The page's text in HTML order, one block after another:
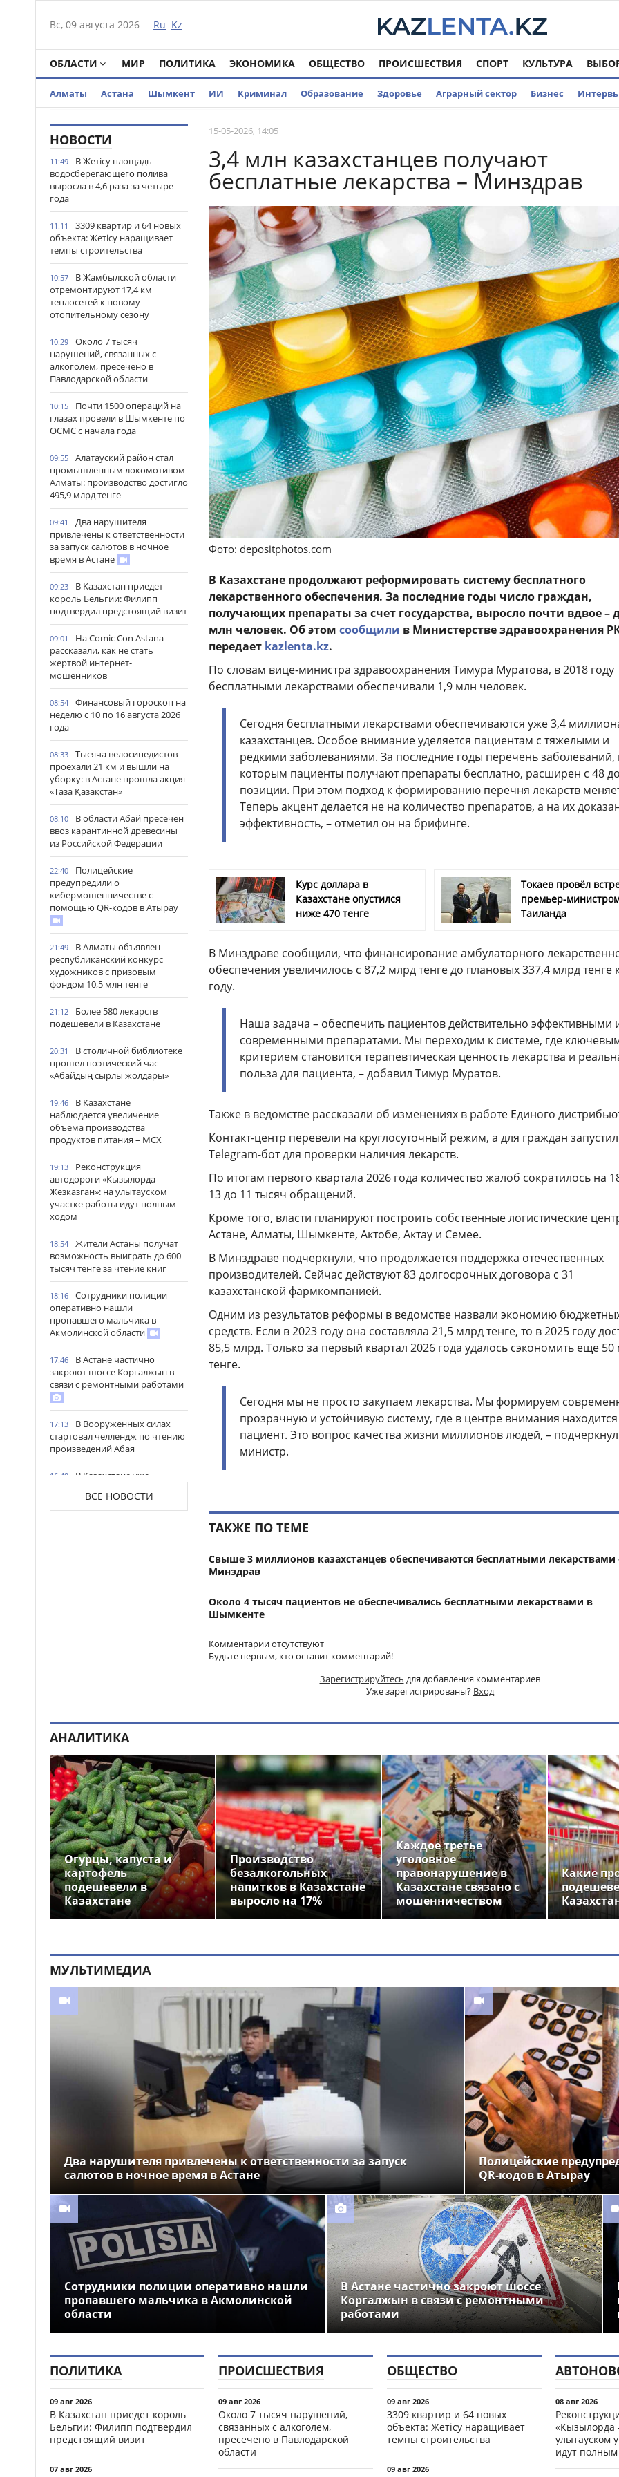
Вс, 09 августа 2026 Ru Kz
ОБЛАСТИ МИР ПОЛИТИКА ЭКОНОМИКА ОБЩЕСТВО ПРОИСШЕСТВИЯ СПОРТ КУЛЬТУРА
Алматы Астана Шымкент ИИ Криминал Образование Здоровье Аграрный сектор Бизнес
НОВОСТИ
11:49
В Жетісу площадь
водосберегающего полива
выросла в 4,6 раза за четыре
года
11:11
3309 квартир и 64 новых
объекта: Жетісу наращивает
темпы строительства
10:57
В Жамбылской области
отремонтируют 17,4 км
теплосетей к новому
отопительному сезону
10:29
Около 7 тысяч
нарушений, связанных с
алкоголем, пресечено в
Павлодарской области
10:15
Почти 1500 операций на
глазах провели в Шымкенте по
ОСМС с начала года
09:55
Алатауский район стал
промышленным локомотивом
Алматы: производство достигло
495,9 млрд тенге
09:41
Два нарушителя
привлечены к ответственности
за запуск салютов в ночное
время в Астане
09:23
В Казахстан приедет
король Бельгии: Филипп
подтвердил предстоящий визит
09:01
На Comic Con Astana
рассказали, как не стать
жертвой интернет-
мошенников
08:54
Финансовый гороскоп на
неделю с 10 по 16 августа 2026
года
08:33
Тысяча велосипедистов
проехали 21 км и вышли на
уборку: в Астане прошла акция
«Таза Қазақстан»
08:10
В области Абай пресечен
ввоз карантинной древесины
из Российской Федерации
22:40
Полицейские
предупредили о
кибермошенничестве с
помощью QR-кодов в Атырау
21:49
В Алматы объявлен
республиканский конкурс
художников с призовым
фондом 10,5 млн тенге
21:12
Более 580 лекарств
подешевели в Казахстане
20:31
В столичной библиотеке
прошел поэтический час
«Абайдың сырлы жолдары»
19:46
В Казахстане
наблюдается увеличение
объема производства
продуктов питания – МСХ
19:13
Реконструкция
автодороги «Кызылорда –
Жезказган»: на улытауском
участке работы идут полным
ходом
18:54
Жители Астаны получат
возможность выиграть до 600
тысяч тенге за чтение книг
18:16
Сотрудники полиции
оперативно нашли
пропавшего мальчика в
Акмолинской области
17:46
В Астане частично
закроют шоссе Коргалжын в
связи с ремонтными работами
17:13
В Вооруженных силах
стартовал челлендж по чтению
произведений Абая
16:49
В Казахстане уже
таеквондисты завоевали
четыре медали на турнире в
Индонезии
14:50
«Закон и порядок»: в
Астане прошла неделя
безопасности дорожного
движения «Внимание, дети!»
14:16
Полиция усилила
контроль за соблюдением ПДД
на аварийно опасных участках
в Алматинской области
13:55
На БАКАД изменен
порядок оплаты проезда: для
13:34
Легендарные игры и
рыцари из средневековья: что
приготовили для гостей Comic
Con Astana 2026
ВСЕ НОВОСТИ
15-05-2026, 14:05
3,4 млн казахстанцев получают
бесплатные лекарства – Минздрав
Фото: depositphotos.com
В Казахстане продолжают реформировать систему бесплатного
лекарственного обеспечения. За последние годы число граждан,
получающих препараты за счет государства, выросло почти вдвое –
млн человек. Об этом сообщили в Министерстве здравоохранения
передает kazlenta.kz.
По словам вице-министра здравоохранения Тимура Муратова, в 2018 году
бесплатными лекарствами обеспечивали 1,9 млн человек.
Сегодня бесплатными лекарствами обеспечиваются уже 3,4
казахстанцев. Особое внимание уделяется пациентам с тяжелыми и
редкими заболеваниями. За последние годы перечень заболеваний,
которым пациенты получают препараты бесплатно, расширен с 48
позиции. При этом подход к формированию перечня лекарств
Теперь акцент делается не на количество препаратов, а на их
эффективность, – отметил он на брифинге.
Курс доллара в
Казахстане опустился
ниже 470 тенге
Токаев провёл
премьер-
Таиланда
В Минздраве сообщили, что финансирование амбулаторного
обеспечения увеличилось с 87,2 млрд тенге до плановых 337,4 млрд тенге
году.
Наша задача – обеспечить пациентов действительно эффективными
современными препаратами. Мы переходим к системе, где
критерием становится терапевтическая ценность лекарства и
польза для пациента, – добавил Тимур Муратов.
Также в ведомстве рассказали об изменениях в работе Единого
Контакт-центр перевели на круглосуточный режим, а для граждан
Telegram-бот для проверки наличия лекарств.
По итогам первого квартала 2026 года количество жалоб сократилось на
13 до 11 тысяч обращений.
Кроме того, власти планируют построить собственные логистические
Астане, Алматы, Шымкенте, Актобе, Актау и Семее.
В Минздраве подчеркнули, что продолжается поддержка отечественных
производителей. Сейчас действуют 83 долгосрочных договора с 31
казахстанской фармкомпанией.
Одним из результатов реформы в ведомстве назвали экономию
средств. Если в 2023 году она составляла 21,5 млрд тенге, то в 2025 году
85,5 млрд. Только за первый квартал 2026 года удалось сэкономить еще
тенге.
Сегодня мы не просто закупаем лекарства. Мы формируем
прозрачную и устойчивую систему, где в центре внимания находится
пациент. Это вопрос качества жизни миллионов людей, –
министр.
ТАКЖЕ ПО ТЕМЕ
Свыше 3 миллионов казахстанцев обеспечиваются бесплатными лекарствами
Минздрав
Около 4 тысяч пациентов не обеспечивались бесплатными лекарствами в
Шымкенте
Комментарии отсутствуют
Будьте первым, кто оставит комментарий!
Зарегистрируйтесь для добавления комментариев
Уже зарегистрированы? Вход
АНАЛИТИКА
Огурцы, капуста и
картофель
подешевели в
Казахстане
Производство
безалкогольных
напитков в Казахстане
выросло на 17%
Каждое третье
уголовное
правонарушение в
Казахстане связано с
мошенничеством
Какие
МУЛЬТИМЕДИА
Два нарушителя привлечены к ответственности за запуск
салютов в ночное время в Астане
Полицейские
QR-кодов в Атырау
Сотрудники полиции оперативно нашли
пропавшего мальчика в Акмолинской
области
В Астане частично закроют шоссе
Коргалжын в связи с ремонтными
работами
ПОЛИТИКА
09 авг 2026
В Казахстан приедет король
Бельгии: Филипп подтвердил
предстоящий визит
07 авг 2026
ПРОИСШЕСТВИЯ
09 авг 2026
Около 7 тысяч нарушений,
связанных с алкоголем,
пресечено в Павлодарской
области
ОБЩЕСТВО
09 авг 2026
3309 квартир и 64 новых
объекта: Жетісу наращивает
темпы строительства
09 авг 2026
08 авг 2026
«Кызылорда
улытауском
идут